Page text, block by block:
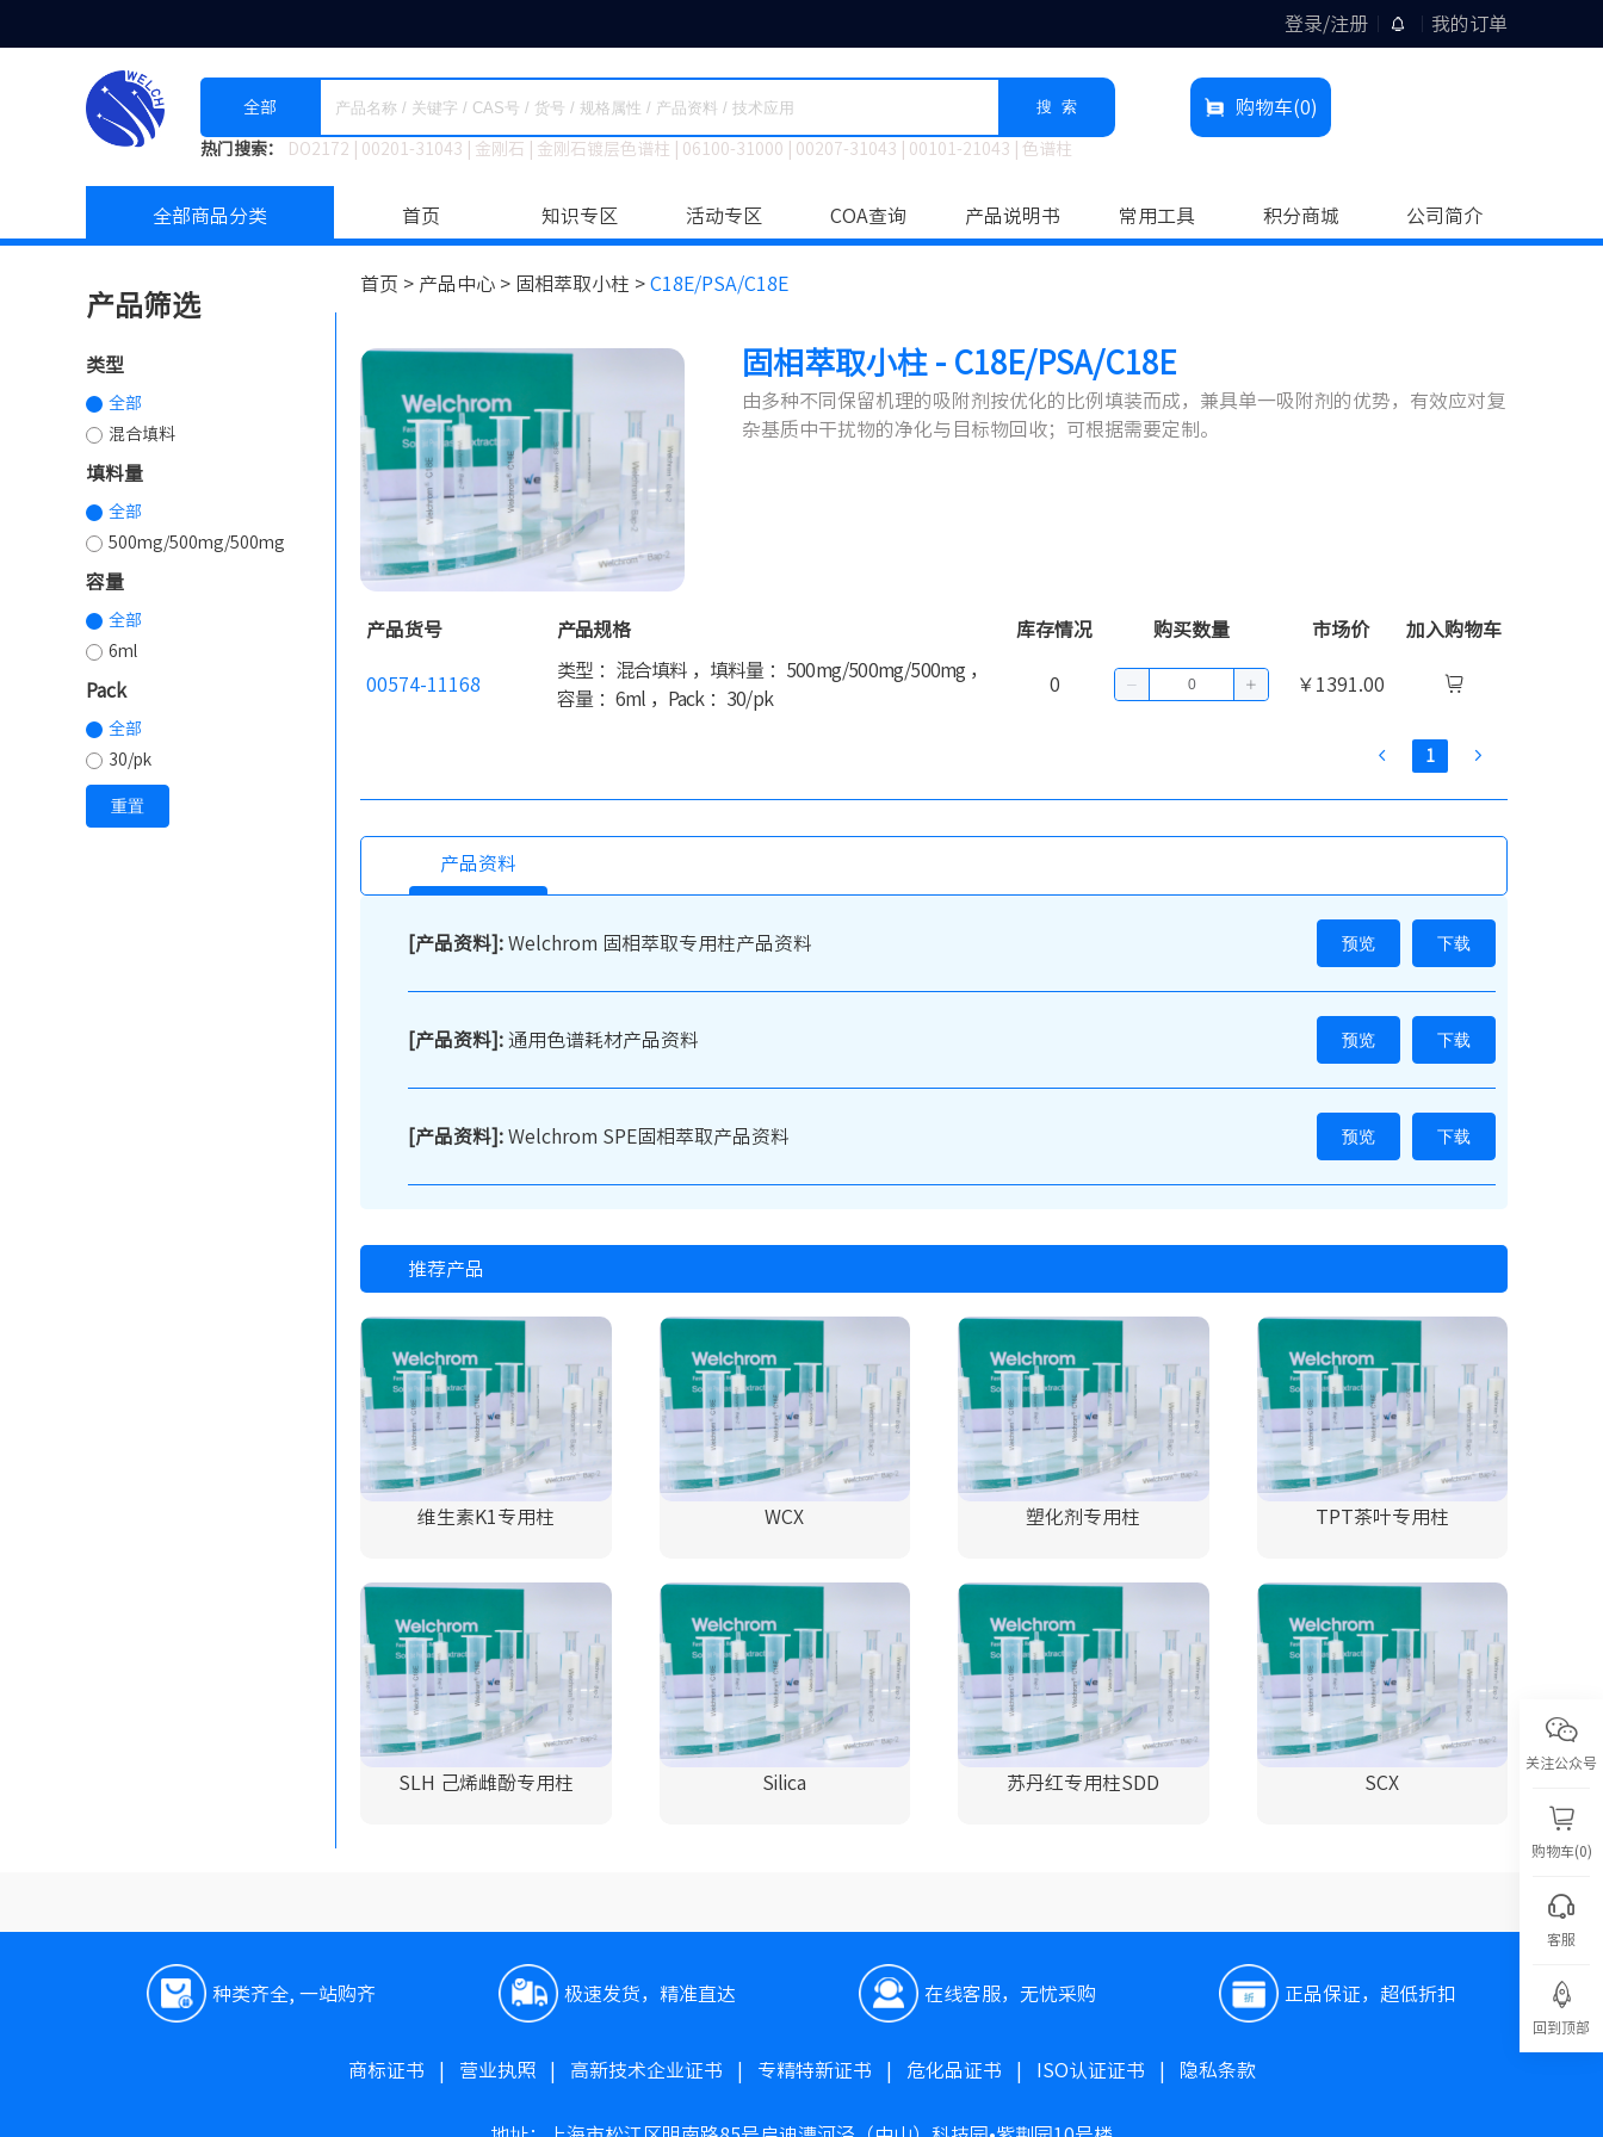
登录/注册 我的订单
全部 搜 索
热门搜索： DO2172 00201-31043 金刚石 金刚石镀层色谱柱 06100-31000 00207-31043 00101-21043 色谱柱
购物车(0)
全部商品分类 首页 知识专区 活动专区 COA查询 产品说明书 常用工具 积分商城 公司简介
首页 > 产品中心 > 固相萃取小柱 > C18E/PSA/C18E
产品筛选
类型
全部
混合填料
填料量
全部
500mg/500mg/500mg
容量
全部
6ml
Pack
全部
30/pk
重置
固相萃取小柱 - C18E/PSA/C18E
由多种不同保留机理的吸附剂按优化的比例填装而成，兼具单一吸附剂的优势，有效应对复
杂基质中干扰物的净化与目标物回收；可根据需要定制。
产品货号 产品规格 库存情况 购买数量 市场价 加入购物车
00574-11168
类型 ：混合填料 ，填料量 ：500mg/500mg/500mg ，
容量 ：6ml ，Pack ：30/pk
0 ￥1391.00
1
产品资料
[产品资料]: Welchrom 固相萃取专用柱产品资料 预览 下载
[产品资料]: 通用色谱耗材产品资料 预览 下载
[产品资料]: Welchrom SPE固相萃取产品资料 预览 下载
推荐产品
维生素K1专用柱 WCX 塑化剂专用柱 TPT茶叶专用柱
SLH 己烯雌酚专用柱 Silica 苏丹红专用柱SDD SCX
种类齐全, 一站购齐 极速发货，精准直达 在线客服，无忧采购 正品保证，超低折扣
商标证书 营业执照| 高新技术企业证书 专精特新证书 危化品证书 ISO认证证书 隐私条款
关注公众号
购物车(0)
客服
回到顶部